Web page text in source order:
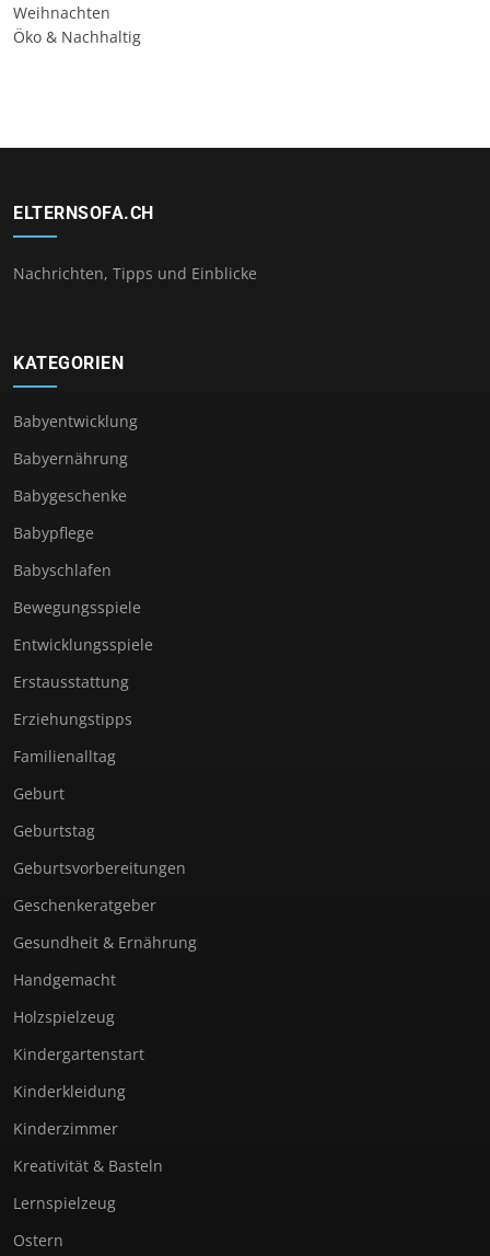
Weihnachten
Öko & Nachhaltig
ELTERNSOFA.CH
Nachrichten, Tipps und Einblicke
KATEGORIEN
Babyentwicklung
Babyernährung
Babygeschenke
Babypflege
Babyschlafen
Bewegungsspiele
Entwicklungsspiele
Erstausstattung
Erziehungstipps
Familienalltag
Geburt
Geburtstag
Geburtsvorbereitungen
Geschenkeratgeber
Gesundheit & Ernährung
Handgemacht
Holzspielzeug
Kindergartenstart
Kinderkleidung
Kinderzimmer
Kreativität & Basteln
Lernspielzeug
Ostern